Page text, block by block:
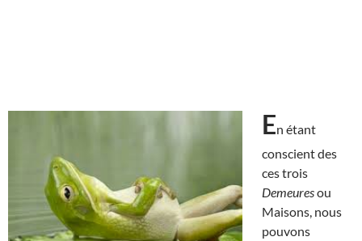
En étant
conscient des
ces trois
Demeuresou
Maisons, nous
pouvons